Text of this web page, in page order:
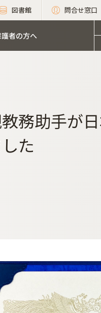
図書館 問合せ窓口
者の方へ
務助手が
た